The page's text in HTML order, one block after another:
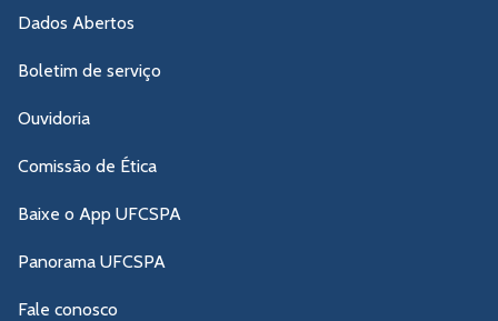
Dados Abertos
Boletim de serviço
Ouvidoria
Comissão de Ética
Baixe o App UFCSPA
Panorama UFCSPA
Fale conosco